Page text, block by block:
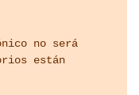
no será
están